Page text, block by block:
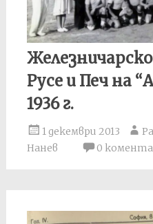
Русе и Печ на
1936 г.
1 декември 2013
Нанев
0